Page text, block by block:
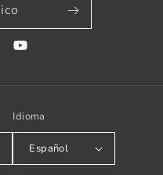
YouTube
Idioma
Español